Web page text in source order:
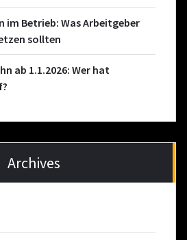
Betrieb: Was Arbeitgeber
sollten
ab 1.1.2026: Wer hat
Archives